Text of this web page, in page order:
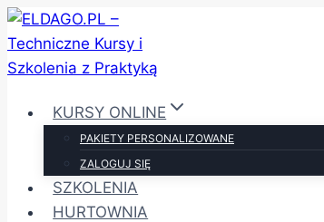
Przejdź
do
treści
KURSY ONLINE
PAKIETY PERSONALIZOWANE
ZALOGUJ SIĘ
SZKOLENIA
HURTOWNIA